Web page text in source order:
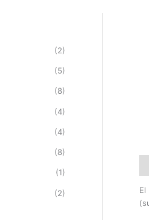
(2)
(5)
(8)
(4)
(4)
(8)
(1)
(2)